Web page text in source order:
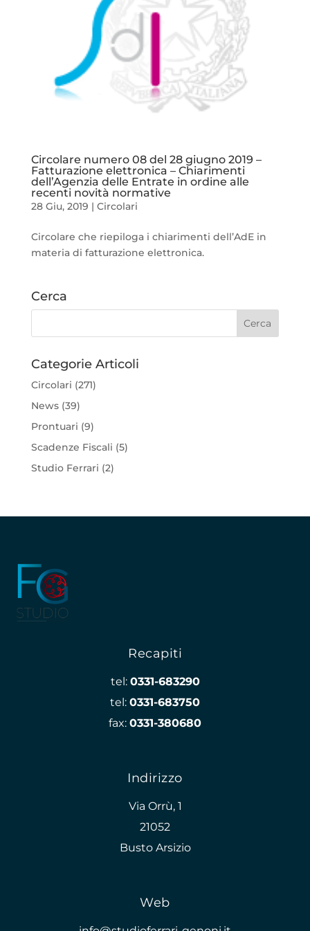
Circolare numero 08 del 28 giugno 2019 –
Fatturazione elettronica – Chiarimenti
dell’Agenzia delle Entrate in ordine alle
recenti novità normative
28 Giu, 2019 | Circolari
Circolare che riepiloga i chiarimenti dell’AdE in
materia di fatturazione elettronica.
Cerca
Categorie Articoli
Circolari (271)
News(39)
Prontuari (9)
Scadenze Fiscali (5)
Studio Ferrari (2)
Recapiti
tel: 0331-683290
tel: 0331-683750
fax: 0331-380680
Indirizzo
Via Orrù, 1
21052
Busto Arsizio
Web